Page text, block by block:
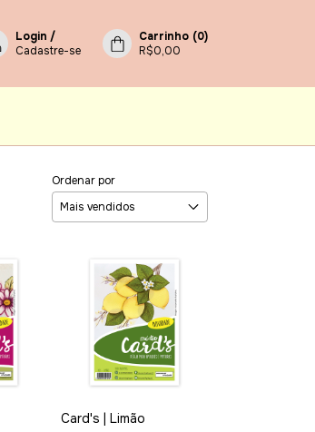
Login /
Cadastre-se
Carrinho (0)
R$0,00
Ordenar por
Card's | Limão